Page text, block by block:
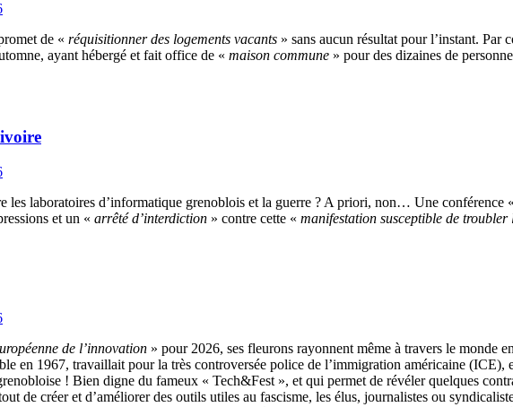
de « réquisitionner des logements vacants » sans aucun résultat pour l’instant. Par
ayant hébergé et fait office de « maison commune » pour des dizaines de
les laboratoires d’informatique grenoblois et la guerre ? A priori, non… Une conférence
et un « arrêté d’interdiction » contre cette « manifestation susceptible de troubler
de l’innovation » pour 2026, ses fleurons rayonnent même à travers le monde
en 1967, travaillait pour la très controversée police de l’immigration américaine (ICE),
! Bien digne du fameux « Tech&Fest », et qui permet de révéler quelques
de créer et d’améliorer des outils utiles au fascisme, les élus, journalistes ou